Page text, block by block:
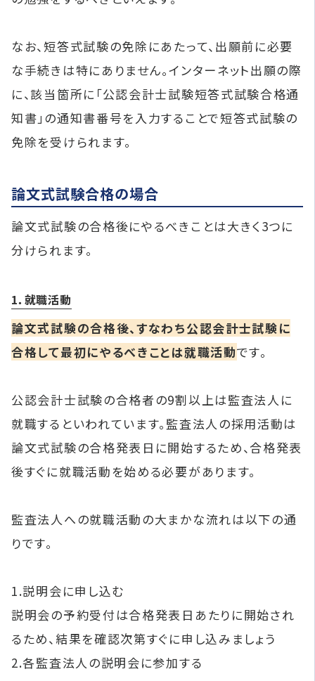
なお、短答式試験の免除にあたって、出願前に必要
な手続きは特にありません。インターネット出願の際
に、該当箇所に「公認会計士試験短答式試験合格通
知書」の通知書番号を入力することで短答式試験の
免除を受けられます。
論文式試験合格の場合
論文式試験の合格後にやるべきことは大きく3つに
分けられます。
1．就職活動
論文式試験の合格後、すなわち公認会計士試験に
合格して最初にやるべきことは就職活動です。
公認会計士試験の合格者の9割以上は監査法人に
就職するといわれています。監査法人の採用活動は
論文式試験の合格発表日に開始するため、合格発表
後すぐに就職活動を始める必要があります。
監査法人への就職活動の大まかな流れは以下の通
りです。
1.説明会に申し込む
説明会の予約受付は合格発表日あたりに開始され
るため、結果を確認次第すぐに申し込みましょう
2.各監査法人の説明会に参加する